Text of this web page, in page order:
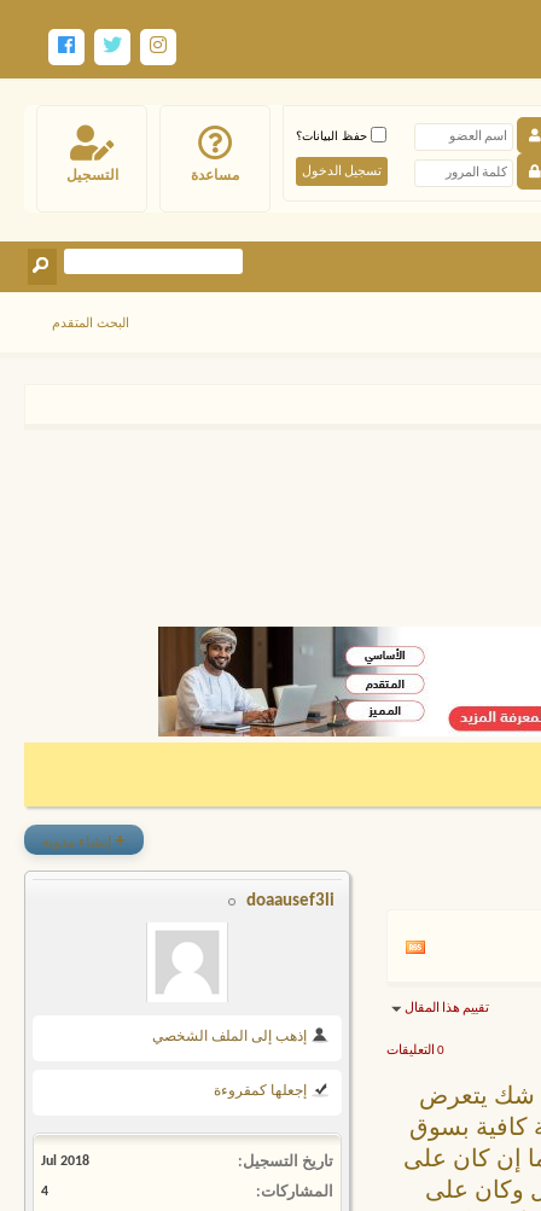
التسجيل مساعدة
حفظ البيانات؟
البحث المتقدم
تقييم هذا المقال
0 التعليقات
شك يتعرض
كافية بسوق
إن كان على
وكان على
+ إنشاء مدونة
doaausef3li
إذهب إلى الملف الشخصي
إجعلها كمقروءة
تاريخ التسجيل Jul 2018
المشاركات 4